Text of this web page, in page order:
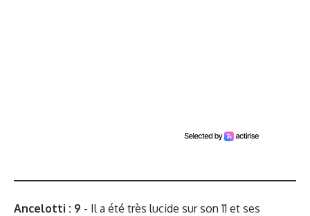
Ancelotti : 9 - Il a été très lucide sur son 11 et ses